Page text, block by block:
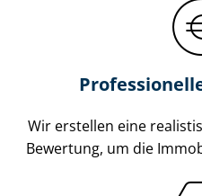
Wir erstellen eine
Bewertung, um die